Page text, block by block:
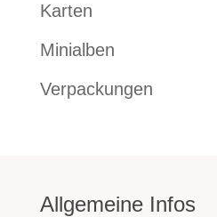
Karten
Minialben
Verpackungen
Allgemeine Infos